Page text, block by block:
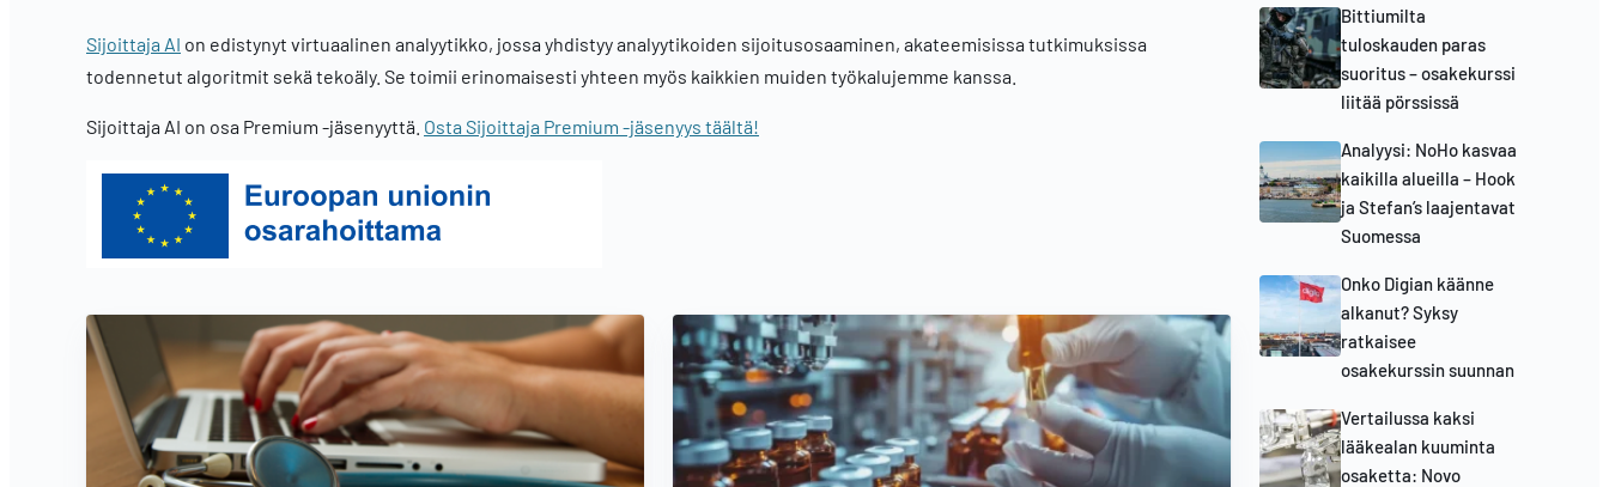
Sijoittaja AI on edistynyt virtuaalinen analyytikko, jossa yhdistyy analyytikoiden sijoitusosaaminen, akateemisissa tutkimuksissa
todennetut algoritmit sekä tekoäly. Se toimii erinomaisesti yhteen myös kaikkien muiden työkalujemme kanssa.
Sijoittaja AI on osa Premium -jäsenyyttä. Osta Sijoittaja Premium -jäsenyys täältä!
Bittiumilta
tuloskauden paras
suoritus – osakekurssi
liitää pörssissä
Analyysi: NoHo kasvaa
kaikilla alueilla – Hook
ja Stefan’s laajentavat
Suomessa
Onko Digian käänne
alkanut? Syksy
ratkaisee
osakekurssin suunnan
Vertailussa kaksi
lääkealan kuuminta
osaketta: Novo